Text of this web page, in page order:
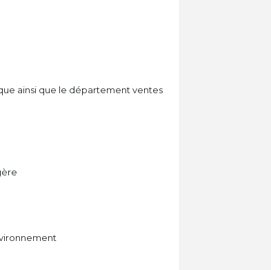
ainsi que le département ventes